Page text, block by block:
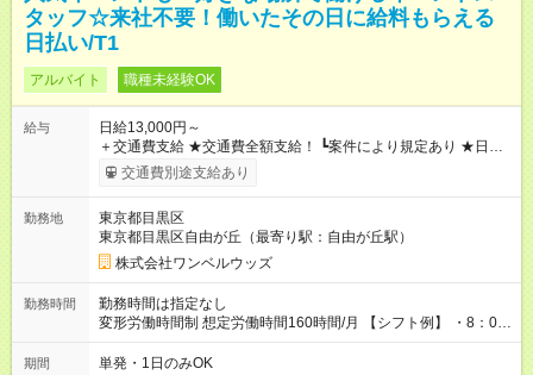
タッフ☆来社不要！働いたその日に給料もらえる
日払い/T1
アルバイト 職種未経験OK
給与
日給13,000円～
＋交通費支給 ★交通費全額支給！ ┗案件により規定あり ★日払
いOK！（規定あり） ┗働いたその日に現金GET♪ お仕事後はコ
ンビニATMから 日払い分を引き落とせます！ 【試用期間】試
交通費別途支給あり
勤務地
東京都目黒区
東京都目黒区自由が丘（最寄り駅：自由が丘駅）
株式会社ワンベルウッズ
勤務時間
勤務時間は指定なし
変形労働時間制 想定労働時間160時間/月 【シフト例】 ・8：00
～21：00
期間 単発・1日のみOK